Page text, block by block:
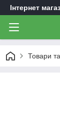
Інтернет
Товари